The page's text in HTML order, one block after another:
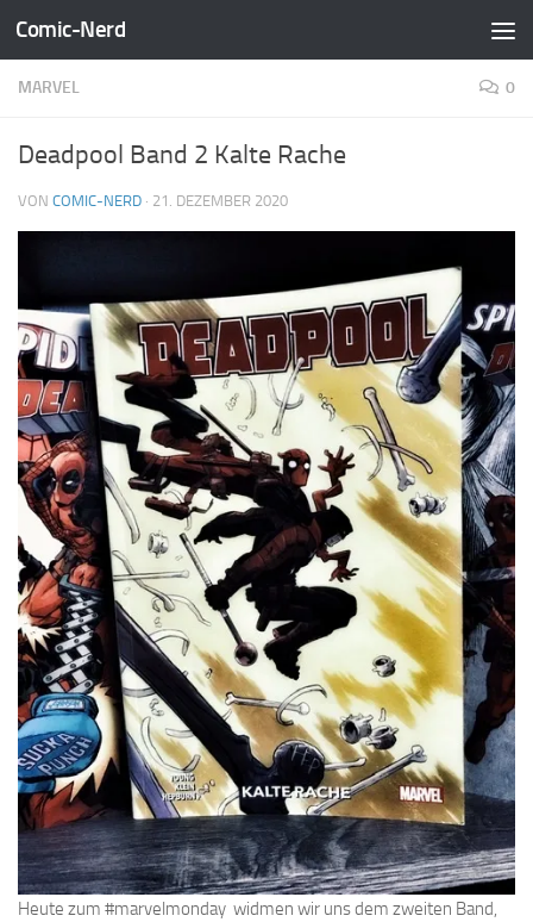
Zum Inhalt springen
Comic-Nerd
MARVEL 0
Deadpool Band 2 Kalte Rache
VON COMIC-NERD · 21. DEZEMBER 2020
Heute zum #marvelmonday widmen wir uns dem zweiten Band,